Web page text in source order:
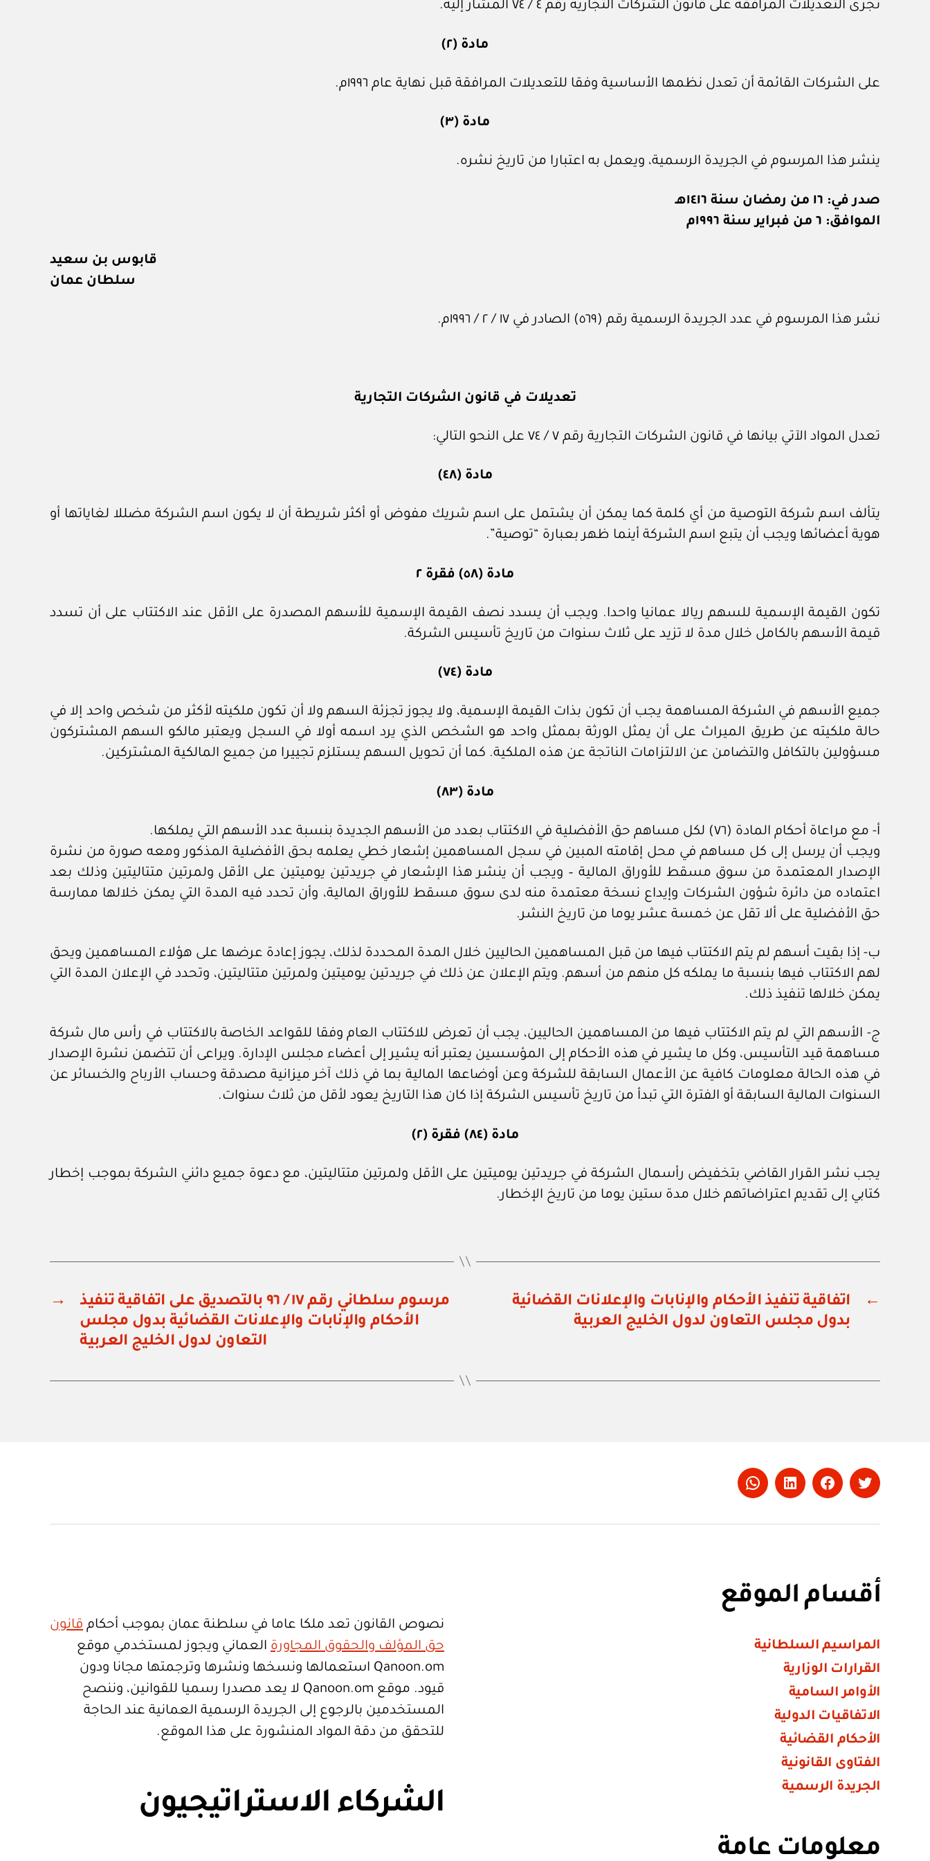
تجرى التعديلات المرافقة على قانون الشركات التجارية رقم ٤ / ٧٤ المشار إليه.
مادة (٢)
على الشركات القائمة أن تعدل نظمها الأساسية وفقا للتعديلات المرافقة قبل نهاية عام ١٩٩٦م.
مادة (٣)
ينشر هذا المرسوم في الجريدة الرسمية، ويعمل به اعتبارا من تاريخ نشره.
صدر في: ١٦ من رمضان سنة ١٤١٦هـ
الموافق: ٦ من فبراير سنة ١٩٩٦م
قابوس بن سعيد
سلطان عمان
نشر هذا المرسوم في عدد الجريدة الرسمية رقم (٥٦٩) الصادر في ١٧ / ٢ / ١٩٩٦م.
تعديلات في قانون الشركات التجارية
تعدل المواد الآتي بيانها في قانون الشركات التجارية رقم ٧ / ٧٤ على النحو التالي:
مادة (٤٨)
يتألف اسم شركة التوصية من أي كلمة كما يمكن أن يشتمل على اسم شريك مفوض أو أكثر شريطة أن لا يكون اسم الشركة مضللا لغاياتها أو
هوية أعضائها ويجب أن يتبع اسم الشركة أينما ظهر بعبارة “توصية”.
مادة (٥٨) فقرة ٢
تكون القيمة الإسمية للسهم ريالا عمانيا واحدا. ويجب أن يسدد نصف القيمة الإسمية للأسهم المصدرة على الأقل عند الاكتتاب على أن تسدد
قيمة الأسهم بالكامل خلال مدة لا تزيد على ثلاث سنوات من تاريخ تأسيس الشركة.
مادة (٧٤)
جميع الأسهم في الشركة المساهمة يجب أن تكون بذات القيمة الإسمية، ولا يجوز تجزئة السهم ولا أن تكون ملكيته لأكثر من شخص واحد إلا في
حالة ملكيته عن طريق الميراث على أن يمثل الورثة بممثل واحد هو الشخص الذي يرد اسمه أولا في السجل ويعتبر مالكو السهم المشتركون
مسؤولين بالتكافل والتضامن عن الالتزامات الناتجة عن هذه الملكية. كما أن تحويل السهم يستلزم تجييرا من جميع المالكية المشتركين.
مادة (٨٣)
أ- مع مراعاة أحكام المادة (٧٦) لكل مساهم حق الأفضلية في الاكتتاب بعدد من الأسهم الجديدة بنسبة عدد الأسهم التي يملكها.
ويجب أن يرسل إلى كل مساهم في محل إقامته المبين في سجل المساهمين إشعار خطي يعلمه بحق الأفضلية المذكور ومعه صورة من نشرة
الإصدار المعتمدة من سوق مسقط للأوراق المالية – ويجب أن ينشر هذا الإشعار في جريدتين يوميتين على الأقل ولمرتين متتاليتين وذلك بعد
اعتماده من دائرة شؤون الشركات وإيداع نسخة معتمدة منه لدى سوق مسقط للأوراق المالية، وأن تحدد فيه المدة التي يمكن خلالها ممارسة
حق الأفضلية على ألا تقل عن خمسة عشر يوما من تاريخ النشر.
ب- إذا بقيت أسهم لم يتم الاكتتاب فيها من قبل المساهمين الحاليين خلال المدة المحددة لذلك، يجوز إعادة عرضها على هؤلاء المساهمين ويحق
لهم الاكتتاب فيها بنسبة ما يملكه كل منهم من أسهم. ويتم الإعلان عن ذلك في جريدتين يوميتين ولمرتين متتاليتين، وتحدد في الإعلان المدة التي
يمكن خلالها تنفيذ ذلك.
ج- الأسهم التي لم يتم الاكتتاب فيها من المساهمين الحاليين، يجب أن تعرض للاكتتاب العام وفقا للقواعد الخاصة بالاكتتاب في رأس مال شركة
مساهمة قيد التأسيس، وكل ما يشير في هذه الأحكام إلى المؤسسين يعتبر أنه يشير إلى أعضاء مجلس الإدارة. ويراعى أن تتضمن نشرة الإصدار
في هذه الحالة معلومات كافية عن الأعمال السابقة للشركة وعن أوضاعها المالية بما في ذلك آخر ميزانية مصدقة وحساب الأرباح والخسائر عن
السنوات المالية السابقة أو الفترة التي تبدأ من تاريخ تأسيس الشركة إذا كان هذا التاريخ يعود لأقل من ثلاث سنوات.
مادة (٨٤) فقرة (٢)
يجب نشر القرار القاضي بتخفيض رأسمال الشركة في جريدتين يوميتين على الأقل ولمرتين متتاليتين، مع دعوة جميع دائني الشركة بموجب إخطار
كتابي إلى تقديم اعتراضاتهم خلال مدة ستين يوما من تاريخ الإخطار.
←
اتفاقية تنفيذ الأحكام والإنابات والإعلانات القضائية
بدول مجلس التعاون لدول الخليج العربية
→
مرسوم سلطاني رقم ١٧ / ٩٦ بالتصديق على اتفاقية تنفيذ
الأحكام والإنابات والإعلانات القضائية بدول مجلس
التعاون لدول الخليج العربية
Twitter
Facebook
LinkedIn
Whatsapp
أقسام الموقع
المراسيم السلطانية
القرارات الوزارية
الأوامر السامية
الاتفاقيات الدولية
الأحكام القضائية
الفتاوى القانونية
الجريدة الرسمية
معلومات عامة
نصوص القانون تعد ملكا عاما في سلطنة عمان بموجب أحكام قانون
حق المؤلف والحقوق المجاورة العماني ويجوز لمستخدمي موقع
Qanoon.om استعمالها ونسخها ونشرها وترجمتها مجانا ودون
قيود. موقع Qanoon.om لا يعد مصدرا رسميا للقوانين، وننصح
المستخدمين بالرجوع إلى الجريدة الرسمية العمانية عند الحاجة
للتحقق من دقة المواد المنشورة على هذا الموقع.
الشركاء الاستراتيجيون